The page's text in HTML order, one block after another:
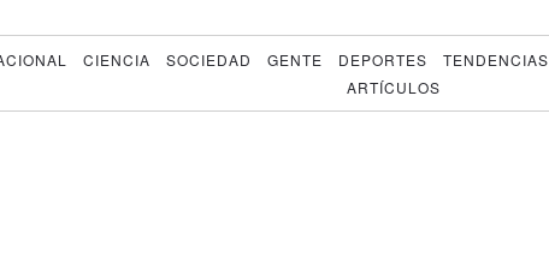
CIENCIA SOCIEDAD GENTE DEPORTES TENDENCIAS
ARTÍCULOS